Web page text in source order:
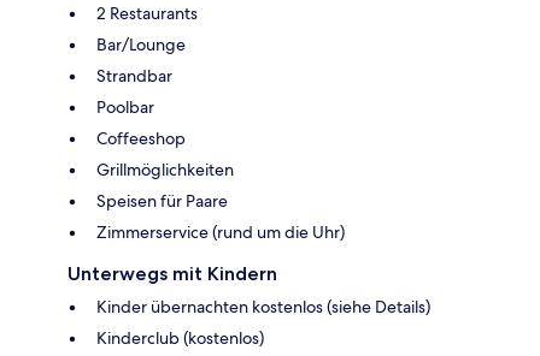
2 Restaurants
Bar/Lounge
Strandbar
Poolbar
Coffeeshop
Grillmöglichkeiten
Speisen für Paare
Zimmerservice (rund um die Uhr)
Unterwegs mit Kindern
Kinder übernachten kostenlos (siehe Details)
Kinderclub (kostenlos)